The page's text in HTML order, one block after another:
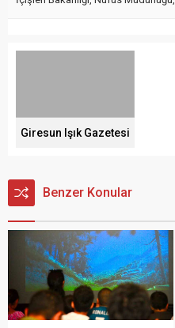
Giresun Işık Gazetesi
Benzer Konular